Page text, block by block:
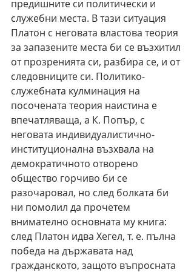
предишните си политически и
служебни места. В тази ситуация
Платон с неговата властова теория
за запазените места би се възхитил
от прозренията си, разбира се, и от
следовниците си. Политико-
служебната кулминация на
посочената теория наистина е
впечатляваща, а К. Попър, с
неговата индивидуалистично-
институционална възхвала на
демократичното отворено
общество горчиво би се
разочаровал, но след болката би
ни помолил да прочетем
внимателно основната му книга:
след Платон идва Хегел, т. е. пълна
победа на държавата над
гражданското, защото въпросната